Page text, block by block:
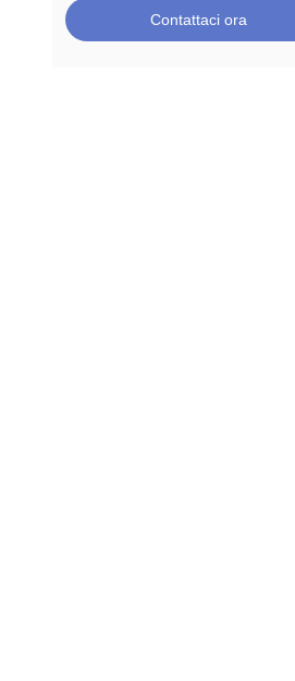
Contattaci ora